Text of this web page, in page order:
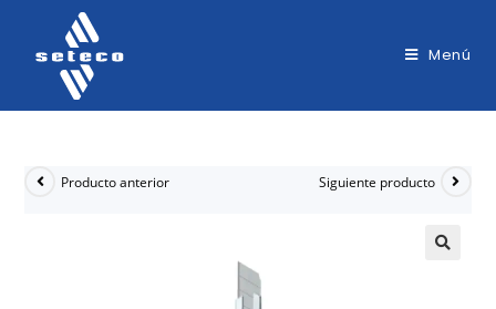
Menú
Producto anterior Siguiente producto